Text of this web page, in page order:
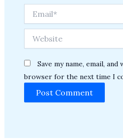
Save my name, email,
browser for the next time I